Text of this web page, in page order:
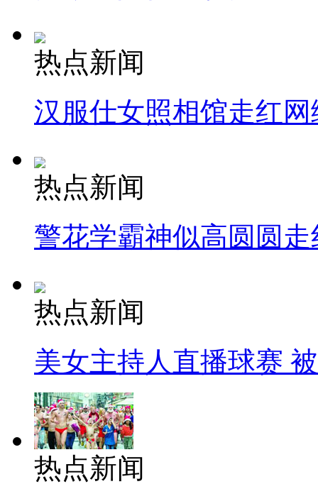
热点新闻
汉服仕女照相馆走红网
热点新闻
警花学霸神似高圆圆走
热点新闻
美女主持人直播球赛
热点新闻